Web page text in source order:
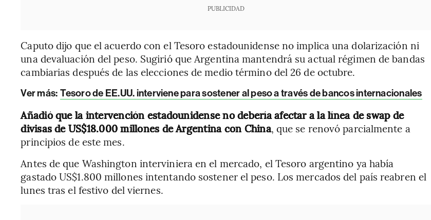
PUBLICIDAD
Caputo dijo que el acuerdo con el Tesoro estadounidense no implica una dolarización ni
una devaluación del peso. Sugirió que Argentina mantendrá su actual régimen de bandas
cambiarias después de las elecciones de medio término del 26 de octubre.
Ver más: Tesoro de EE.UU. interviene para sostener al peso a través de bancos internacionales
Añadió que la intervención estadounidense no debería afectar a la línea de swap de
divisas de US$18.000 millones de Argentina con China, que se renovó parcialmente a
principios de este mes.
Antes de que Washington interviniera en el mercado, el Tesoro argentino ya había
gastado US$1.800 millones intentando sostener el peso. Los mercados del país reabren el
lunes tras el festivo del viernes.